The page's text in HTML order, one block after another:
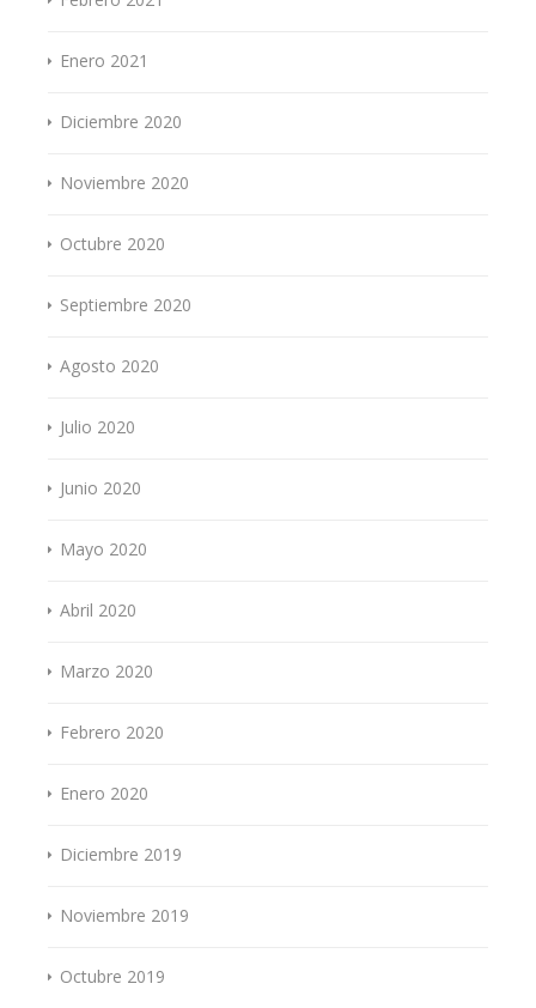
Enero 2021
Diciembre 2020
Noviembre 2020
Octubre 2020
Septiembre 2020
Agosto 2020
Julio 2020
Junio 2020
Mayo 2020
Abril 2020
Marzo 2020
Febrero 2020
Enero 2020
Diciembre 2019
Noviembre 2019
Octubre 2019